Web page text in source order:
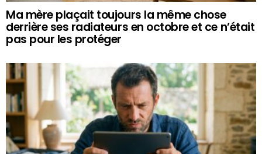
Ma mère plaçait toujours la même chose
derrière ses radiateurs en octobre et ce n’était
pas pour les protéger